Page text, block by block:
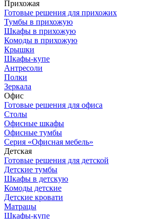
Прихожая
Готовые решения для прихожих
Тумбы в прихожую
Шкафы в прихожую
Комоды в прихожую
Крышки
Шкафы-купе
Антресоли
Полки
Зеркала
Офис
Готовые решения для офиса
Столы
Офисные шкафы
Офисные тумбы
Серия «Офисная мебель»
Детская
Готовые решения для детской
Детские тумбы
Шкафы в детскую
Комоды детские
Детские кровати
Матрацы
Шкафы-купе